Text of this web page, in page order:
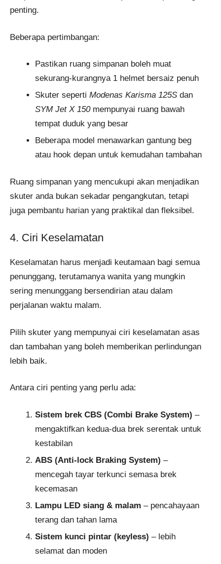
penting.
Beberapa pertimbangan:
Pastikan ruang simpanan boleh muat
sekurang-kurangnya 1 helmet bersaiz penuh
Skuter seperti Modenas Karisma 125S dan
SYM Jet X 150mempunyai ruang bawah
tempat duduk yang besar
Beberapa model menawarkan gantung beg
atau hook depan untuk kemudahan tambahan
Ruang simpanan yang mencukupi akan menjadikan
skuter anda bukan sekadar pengangkutan, tetapi
juga pembantu harian yang praktikal dan fleksibel.
4. Ciri Keselamatan
Keselamatan harus menjadi keutamaan bagi semua
penunggang, terutamanya wanita yang mungkin
sering menunggang bersendirian atau dalam
perjalanan waktu malam.
Pilih skuter yang mempunyai ciri keselamatan asas
dan tambahan yang boleh memberikan perlindungan
lebih baik.
Antara ciri penting yang perlu ada:
Sistem brek CBS (Combi Brake System) –
mengaktifkan kedua-dua brek serentak untuk
kestabilan
ABS (Anti-lock Braking System) –
mencegah tayar terkunci semasa brek
kecemasan
Lampu LED siang & malam – pencahayaan
terang dan tahan lama
Sistem kunci pintar (keyless) – lebih
selamat dan moden